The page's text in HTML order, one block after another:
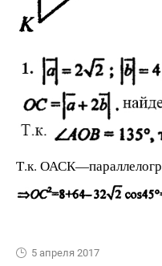
Т.к.
5 апреля 2017